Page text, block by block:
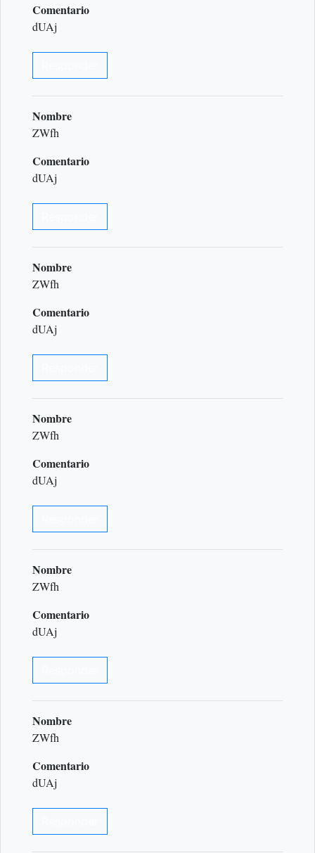
Comentario
dUAj
Nombre
ZWfh
Comentario
dUAj
Nombre
ZWfh
Comentario
dUAj
Nombre
ZWfh
Comentario
dUAj
Nombre
ZWfh
Comentario
dUAj
Nombre
ZWfh
Comentario
dUAj